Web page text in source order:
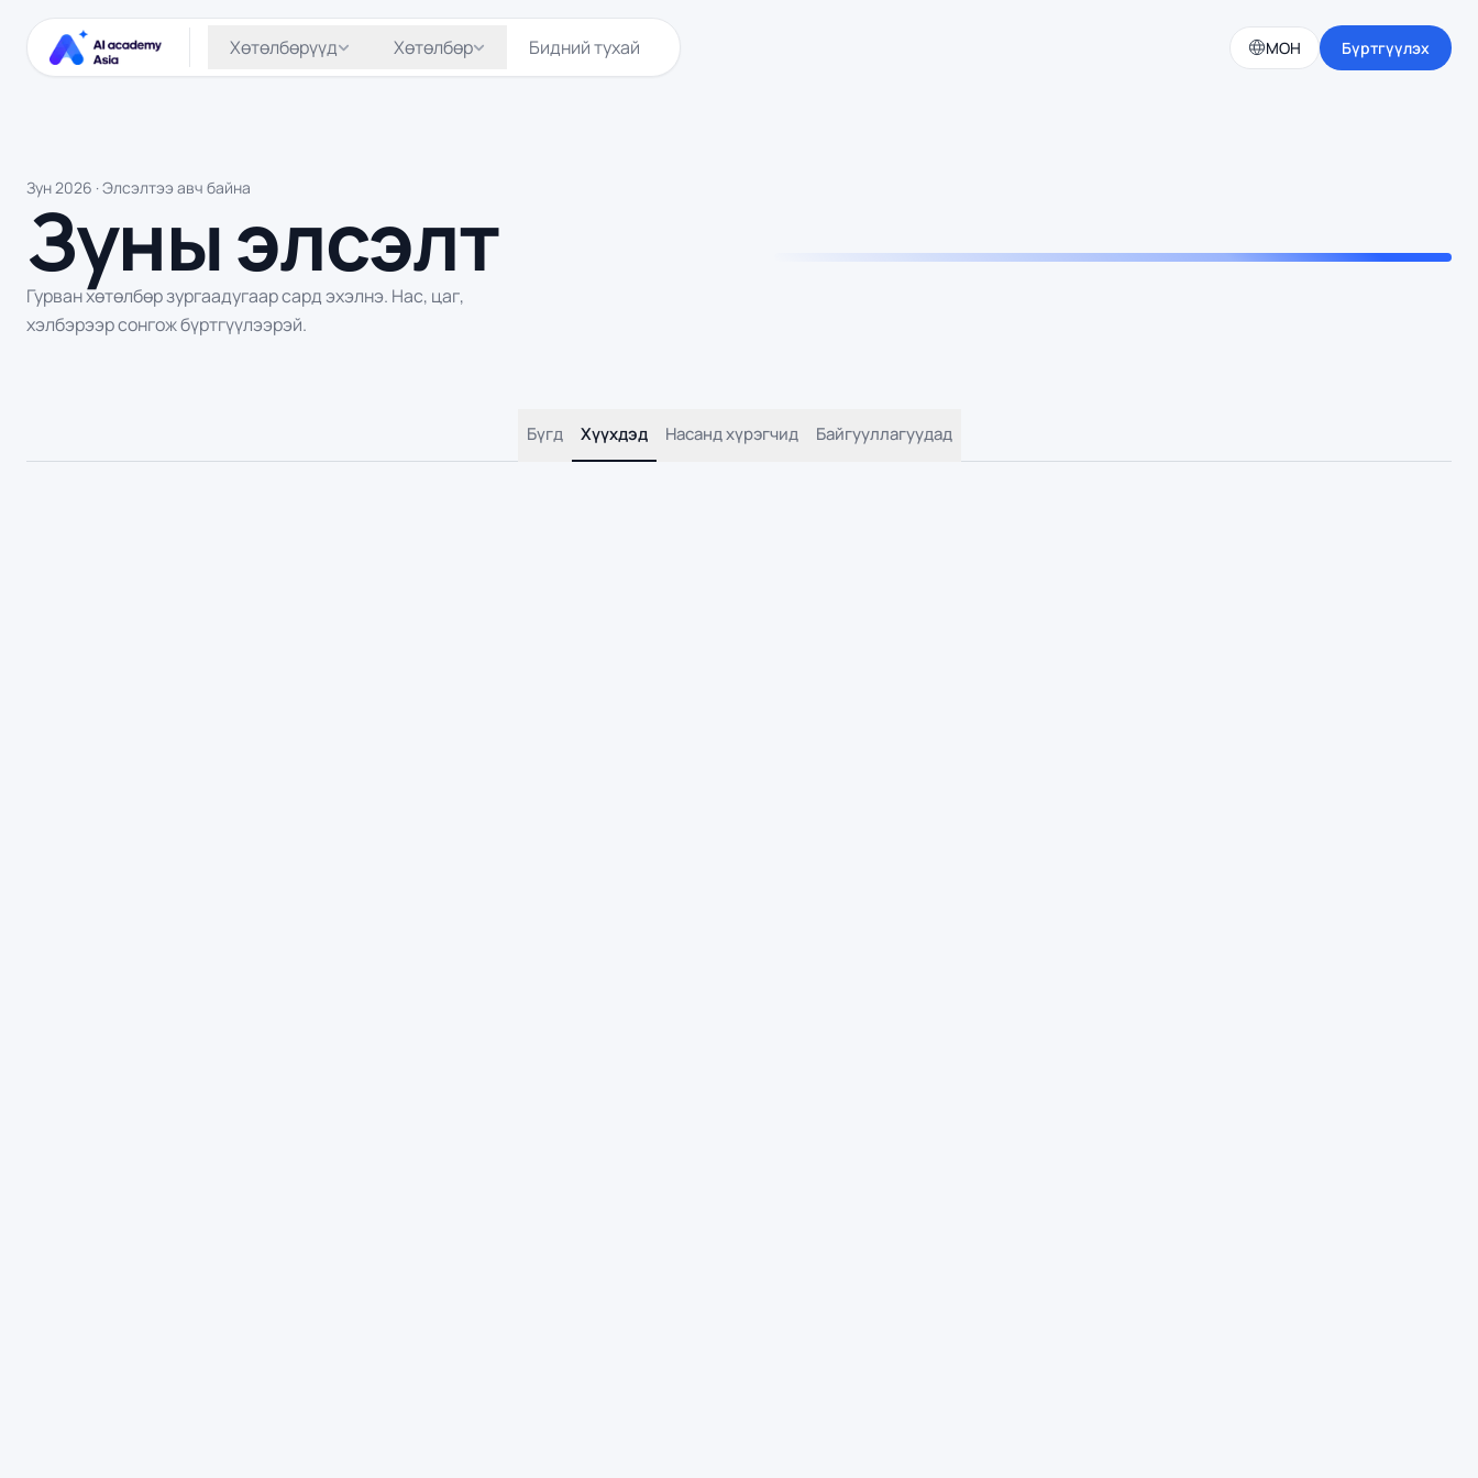
Хөтөлбөрүүд Хөтөлбөр Бидний тухай МОН Бүртгүүлэх
Зун 2026 · Элсэлтээ авч байна
Зуны элсэлт
Гурван хөтөлбөр зургаадугаар сард эхэлнэ. Нас, цаг,
хэлбэрээр сонгож бүртгүүлээрэй.
Бүгд Хүүхдэд Насанд хүрэгчид Байгууллагуудад